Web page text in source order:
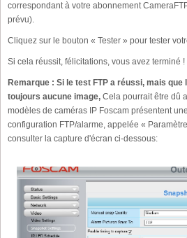
correspondant à votre abonnement
prévu).
Cliquez sur le bouton « Tester » pour tester
Si cela réussit, félicitations, vous avez terminé !
Remarque : Si le test FTP a réussi, mais
toujours aucune image, Cela pourrait être dû
modèles de caméras IP Foscam présentent
configuration FTP/alarme, appelée «
consulter la capture d'écran ci-dessous: